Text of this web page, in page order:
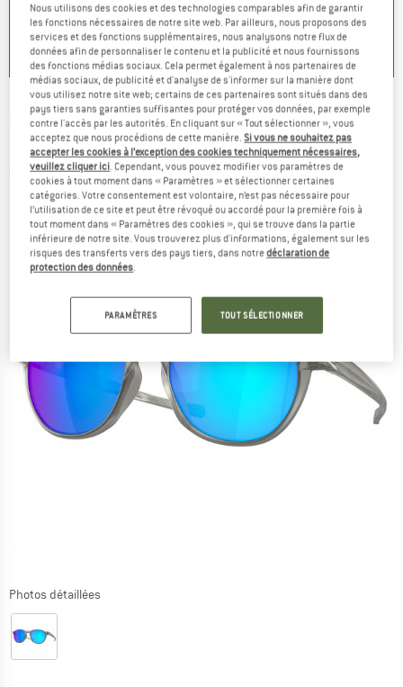
) 5,0(2)
4,9( 23)
OAKLEY -Reedmace Prizm S3 (VLT 12%) -
Lunettes de soleil
(0)
Photos détaillées
Nous utilisons des cookies et des technologies comparables afin de garantir
les fonctions nécessaires de notre site web. Par ailleurs, nous proposons des
services et des fonctions supplémentaires, nous analysons notre flux de
données afin de personnaliser le contenu et la publicité et nous fournissons
des fonctions médias sociaux. Cela permet également à nos partenaires de
médias sociaux, de publicité et d'analyse de s'informer sur la manière dont
vous utilisez notre site web; certains de ces partenaires sont situés dans des
pays tiers sans garanties suffisantes pour protéger vos données, par exemple
contre l'accès par les autorités. En cliquant sur « Tout sélectionner », vous
acceptez que nous procédions de cette manière.Si vous ne souhaitez pas
accepter les cookies à l’exception des cookies techniquement nécessaires,
veuillez cliquer ici. Cependant, vous pouvez modifier vos paramètres de
cookies à tout moment dans « Paramètres » et sélectionner certaines
catégories. Votre consentement est volontaire, n’est pas nécessaire pour
l’utilisation de ce site et peut être révoqué ou accordé pour la première fois à
tout moment dans « Paramètres des cookies », qui se trouve dans la partie
inférieure de notre site. Vous trouverez plus d'informations, également sur les
risques des transferts vers des pays tiers, dans notredéclaration de
protection des données.
PARAMÈTRES TOUT SÉLECTIONNER